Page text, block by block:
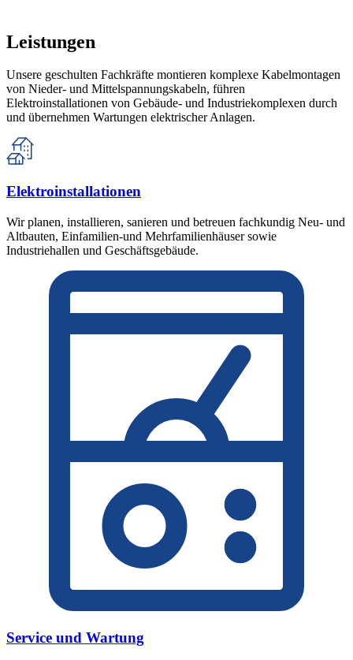
Leistungen
Unsere geschulten Fachkräfte montieren komplexe Kabelmontagen
von Nieder- und Mittelspannungskabeln, führen
Elektroinstallationen von Gebäude- und Industriekomplexen durch
und übernehmen Wartungen elektrischer Anlagen.
Elektroinstallationen
Wir planen, installieren, sanieren und betreuen fachkundig Neu- und
Altbauten, Einfamilien-und Mehrfamilienhäuser sowie
Industriehallen und Geschäftsgebäude.
Service und Wartung